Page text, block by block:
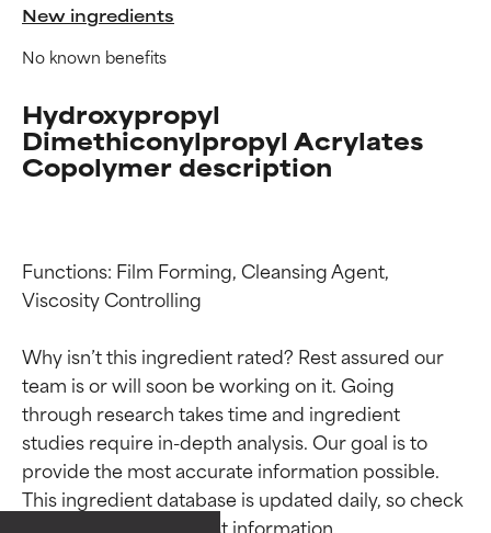
New ingredients
No known benefits
Hydroxypropyl
Dimethiconylpropyl Acrylates
Copolymer description
Functions: Film Forming, Cleansing Agent,
Viscosity Controlling
Why isn’t this ingredient rated? Rest assured our
team is or will soon be working on it. Going
through research takes time and ingredient
studies require in-depth analysis. Our goal is to
provide the most accurate information possible.
This ingredient database is updated daily, so check
Valutazione degli
ingredienti
Valutazione degli
ingredienti